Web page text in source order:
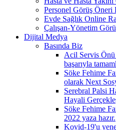
Personel Görüş Öneri
Evde Sağlık Online
Çalışan-Yönetim
Dijital Medya
Basında Biz
Acil Servis Önü
başarıyla
Söke Fehime
olarak Next
Serebral Palsi
Hayali
Söke Fehime
2022 yaza hazır.
Kovid-19'u